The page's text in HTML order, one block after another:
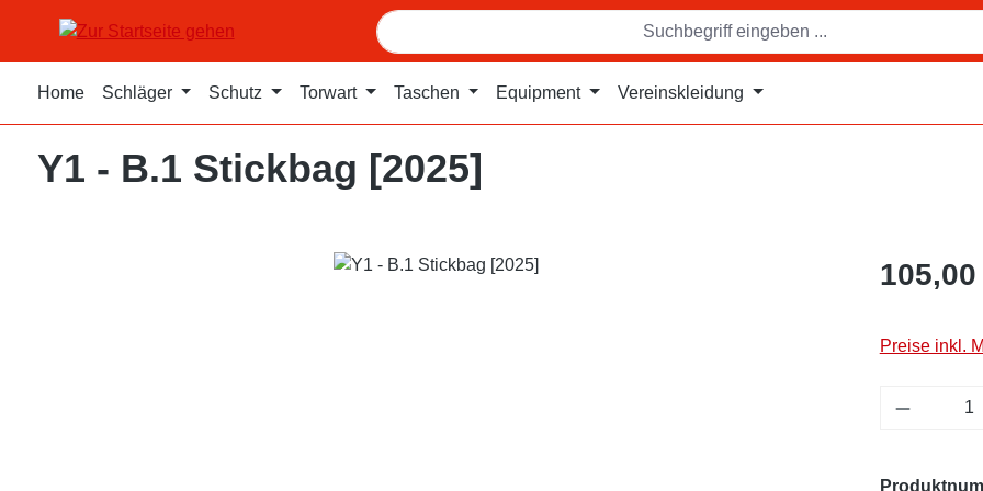
Hauptinhalt springen
Zur Suche springen
Zur Hauptnavigation springen
Home Schläger Schutz Torwart Taschen Equipment Vereinskleidung
Y1 - B.1 Stickbag [2025]
105,00
Preise inkl.